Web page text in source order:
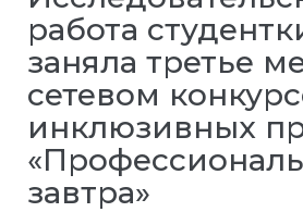
работа
заняла третье
сетевом
инклюзивных
завтра»